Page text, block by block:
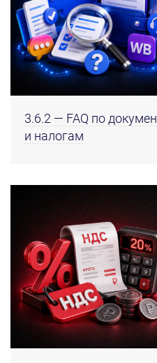
3.6.2 — FAQ по
и налогам